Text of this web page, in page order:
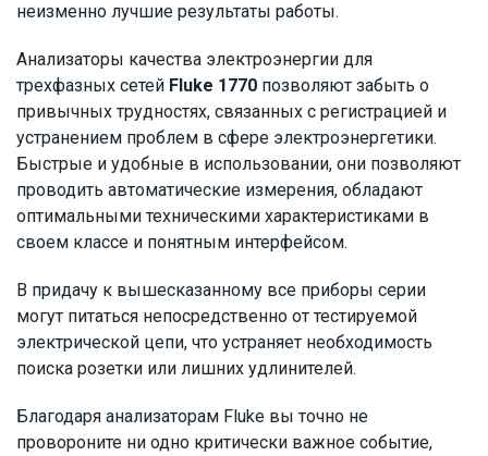
неизменно лучшие результаты работы.
Анализаторы качества электроэнергии для
трехфазных сетей Fluke 1770 позволяют забыть о
привычных трудностях, связанных с регистрацией и
устранением проблем в сфере электроэнергетики.
Быстрые и удобные в использовании, они позволяют
проводить автоматические измерения, обладают
оптимальными техническими характеристиками в
своем классе и понятным интерфейсом.
В придачу к вышесказанному все приборы серии
могут питаться непосредственно от тестируемой
электрической цепи, что устраняет необходимость
поиска розетки или лишних удлинителей.
Благодаря анализаторам Fluke вы точно не
провороните ни одно критически важное событие,